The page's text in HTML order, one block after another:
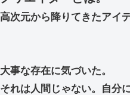
高次元から降りてきたアイ
大事な存在に気づいた。
それは人間じゃない。自分